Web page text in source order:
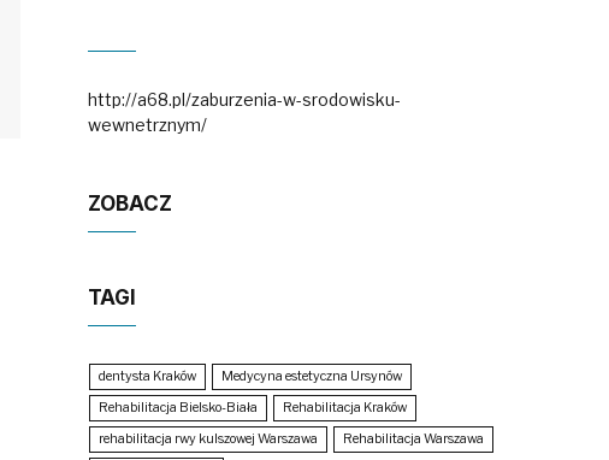
http://a68.pl/zaburzenia-w-srodowisku-
wewnetrznym/
ZOBACZ
TAGI
dentysta Kraków
Medycyna estetyczna Ursynów
Rehabilitacja Bielsko-Biała
Rehabilitacja Kraków
rehabilitacja rwy kulszowej Warszawa
Rehabilitacja Warszawa